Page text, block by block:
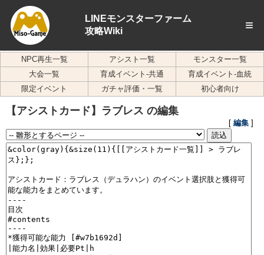
LINEモンスターファーム
攻略Wiki
≡
NPC再生一覧 アシスト一覧
モンスター一覧
大会一覧
育成イベント-共通
育成イベント-血統
限定イベント
ガチャ評価・一覧 初心者向け
【アシストカード】ラブレス の編集
[ 編集 ]